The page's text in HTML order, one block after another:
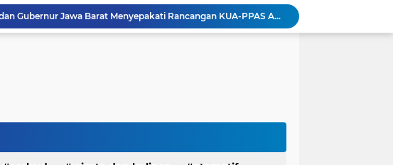
Pemkot Siapkan 100 Armada Pengangkut Sampah Bila TPPAS Legok Nangka Beroperasi
Serda Muhammad Raihan Fadhila Raih Emas pada 8th Asian Taekwondo Indonesia Open Championship 2026
Menaker: ASN Kemnaker Harus Hadirkan Dampak Nyata bagi Masyarakat